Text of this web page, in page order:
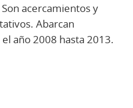
acercamientos y
Abarcan
año 2008 hasta 2013.